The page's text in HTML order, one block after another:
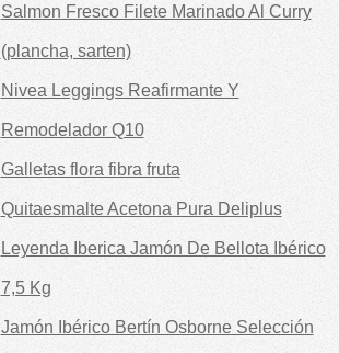
Salmon Fresco Filete Marinado Al Curry
(plancha, sarten)
Nivea Leggings Reafirmante Y
Remodelador Q10
Galletas flora fibra fruta
Quitaesmalte Acetona Pura Deliplus
Leyenda Iberica Jamón De Bellota Ibérico
7,5 Kg
Jamón Ibérico Bertín Osborne Selección